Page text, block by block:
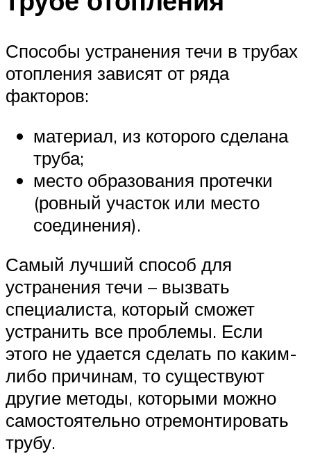
Способы устранения течи в трубах
отопления зависят от ряда
факторов:
материал, из которого сделана
труба;
место образования протечки
(ровный участок или место
соединения).
Самый лучший способ для
устранения течи – вызвать
специалиста, который сможет
устранить все проблемы. Если
этого не удается сделать по каким-
либо причинам, то существуют
другие методы, которыми можно
самостоятельно отремонтировать
трубу.